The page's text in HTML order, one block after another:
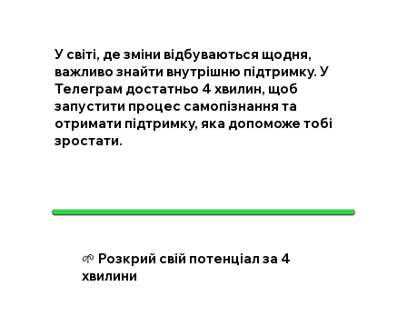
У світі, де зміни відбуваються щодня,
важливо знайти внутрішню підтримку. У
Телеграм достатньо 4 хвилин, щоб
запустити процес самопізнання та
отримати підтримку, яка допоможе тобі
зростати.
🌱 Розкрий свій потенціал за 4
хвилини